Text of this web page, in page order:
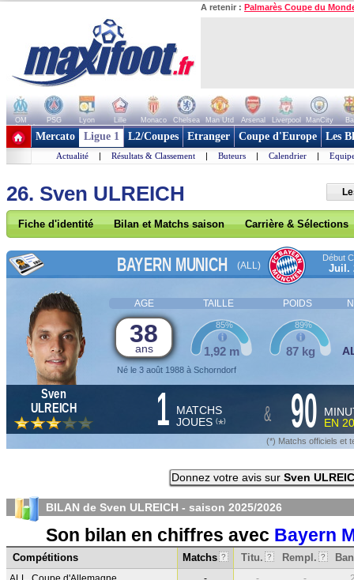
A retenir : Palmarès Coupe du
OM PSG Lyon Lille Monaco Chelsea Man Utd Arsenal Liverpool ManCity
+ de clubs
Mercato Ligue 1 L2/Coupes Etranger Coupe d'Europe Les
Actualité | Résultats & Classement | Buteurs | Calendrier |
26. Sven ULREICH
Fiche d'identité Bilan et Matchs saison Carrière & Sélections
BAYERN MUNICH (ALL)
Début
Juil.
AGE TAILLE POIDS
38
ans
Né le 3 août 1988 à Schorndorf
1,92 m
85%
87 kg
89%
Sven
ULREICH
1 MATCHS
JOUES (*) & 90
EN
(*) Matchs officiels et
Donnez votre avis sur Sven
BILAN de Sven ULREICH - saison 2025/2026
Son bilan en chiffres avec Bayern
Compétitions Matchs ? Titu. ? Rempl. ?